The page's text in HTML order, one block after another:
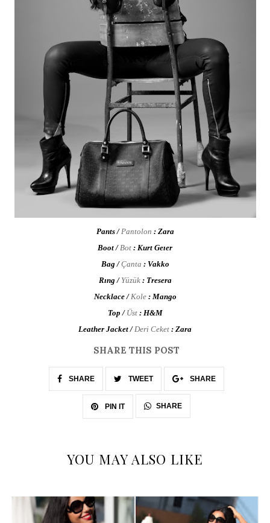
Pants /Pantolon : Zara
Boot /Bot : Kurt Geıer
Bag /Çanta : Vakko
Rıng /Yüzük : Tresera
Necklace /Kole : Mango
Top /Üst : H&M
Leather Jacket /Deri Ceket : Zara
SHARE THIS POST
SHARE TWEET SHARE
PIN IT SHARE
YOU MAY ALSO LIKE